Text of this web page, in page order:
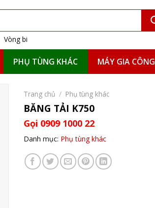
Vòng bi
PHỤ TÙNG KHÁC MÁY GIA CÔNG
Trang chủ / Phụ tùng khác
BĂNG TẢI K750
Gọi 0909 1000 22
Danh mục: Phụ tùng khác